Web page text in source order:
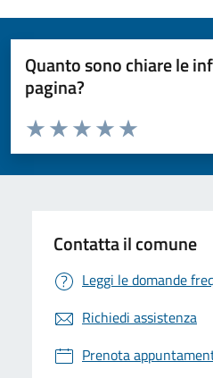
Quanto sono chiare le
pagina?
Valuta da 1 a 5 stelle la pagina
Valuta 5 stelle
Valuta 4 stelle su 5
Valuta 3 stelle su 5
Valuta 2 stelle su 5
Valuta 1 stelle su 5
Contatta il comune
Leggi le domande
Richiedi assistenza
Prenota